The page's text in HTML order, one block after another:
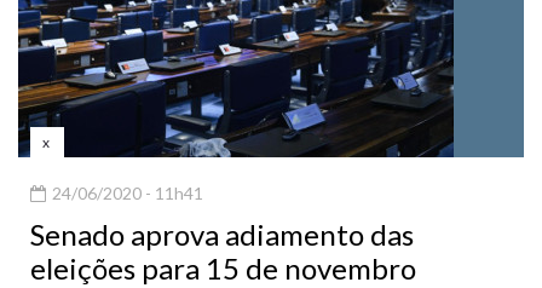
x
24/06/2020 - 11h41
Senado aprova adiamento das
eleições para 15 de novembro